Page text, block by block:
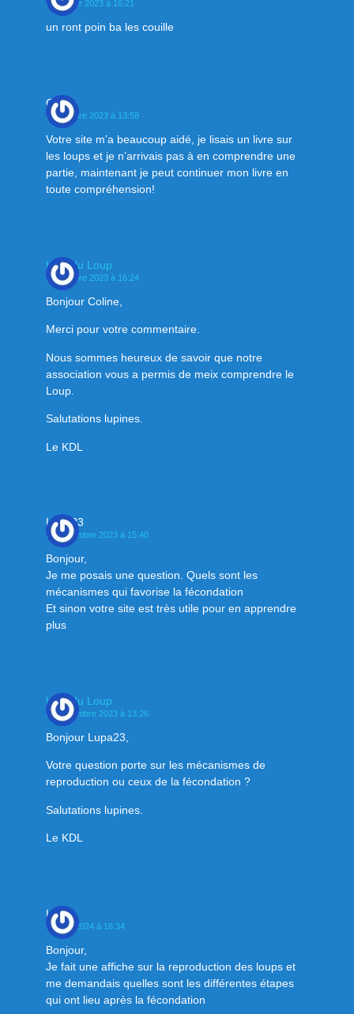
28 février 2023 à 16:21
un ront poin ba les couille
Coline
21 octobre 2023 à 13:58
Votre site m’a beaucoup aidé, je lisais un livre sur
les loups et je n’arrivais pas à en comprendre une
partie, maintenant je peut continuer mon livre en
toute compréhension!
Klan du Loup
22 octobre 2023 à 16:24
Bonjour Coline,
Merci pour votre commentaire.
Nous sommes heureux de savoir que notre
association vous a permis de meix comprendre le
Loup.
Salutations lupines.
Le KDL
Lupa23
25 novembre 2023 à 15:40
Bonjour,
Je me posais une question. Quels sont les
mécanismes qui favorise la fécondation
Et sinon votre site est très utile pour en apprendre
plus
Klan du Loup
27 novembre 2023 à 13:26
Bonjour Lupa23,
Votre question porte sur les mécanismes de
reproduction ou ceux de la fécondation ?
Salutations lupines.
Le KDL
Line
6 mars 2024 à 16:34
Bonjour,
Je fait une affiche sur la reproduction des loups et
me demandais quelles sont les différentes étapes
qui ont lieu après la fécondation